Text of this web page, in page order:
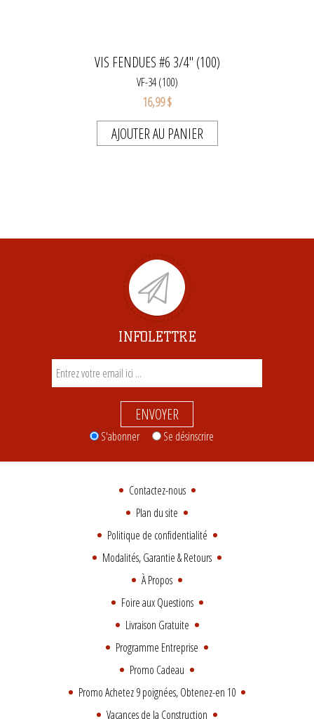
VIS FENDUES #6 3/4" (100)
VF-34 (100)
16,99 $
AJOUTER AU PANIER
INFOLETTRE
ENVOYER
S'abonner Se désinscrire
Contactez-nous
Plan du site
Politique de confidentialité
Modalités, Garantie & Retours
À Propos
Foire aux Questions
Livraison Gratuite
Programme Entreprise
Promo Cadeau
Promo Achetez 9 poignées, Obtenez-en 10
Vacances de la Construction